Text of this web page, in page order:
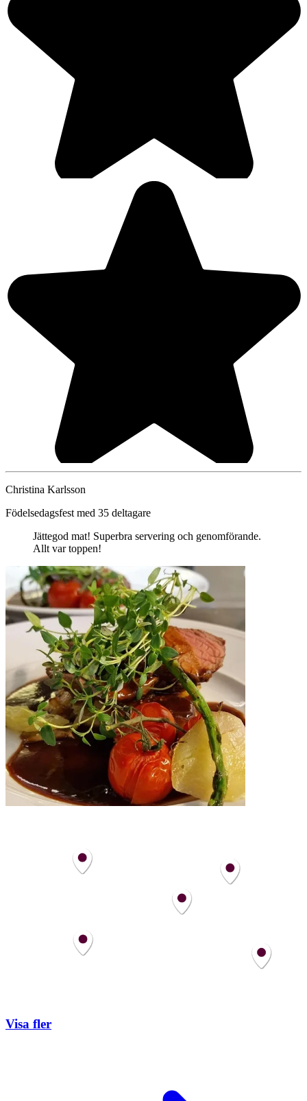
Christina Karlsson
Födelsedagsfest med 35 deltagare
Jättegod mat! Superbra servering och genomförande.
Allt var toppen!
Visa fler